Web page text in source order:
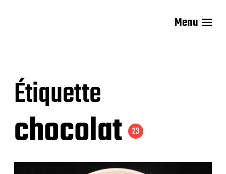
Menu
Étiquette
chocolat 23